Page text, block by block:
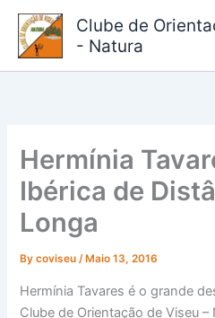
Skip
content
Clube de
- Natura
Hermínia
Ibérica de
Longa
Bycoviseu/ Maio 13, 2016
Hermínia Tavares é o grande
Clube de Orientação de Viseu